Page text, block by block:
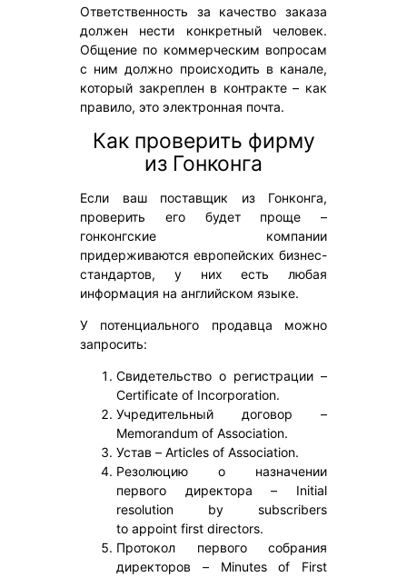
Ответственность за качество заказа
должен нести конкретный человек.
Общение по коммерческим вопросам
с ним должно происходить в канале,
который закреплен в контракте – как
правило, это электронная почта.
Как проверить фирму
из Гонконга
Если ваш поставщик из Гонконга,
проверить его будет проще –
гонконгские компании
придерживаются европейских бизнес-
стандартов, у них есть любая
информация на английском языке.
У потенциального продавца можно
запросить:
Свидетельство о регистрации –
Certificate of Incorporation.
Учредительный договор –
Memorandum of Association.
Устав – Articles of Association.
Резолюцию о назначении
первого директора – Initial
resolution by subscribers
to appoint first directors.
Протокол первого собрания
директоров – Minutes of First